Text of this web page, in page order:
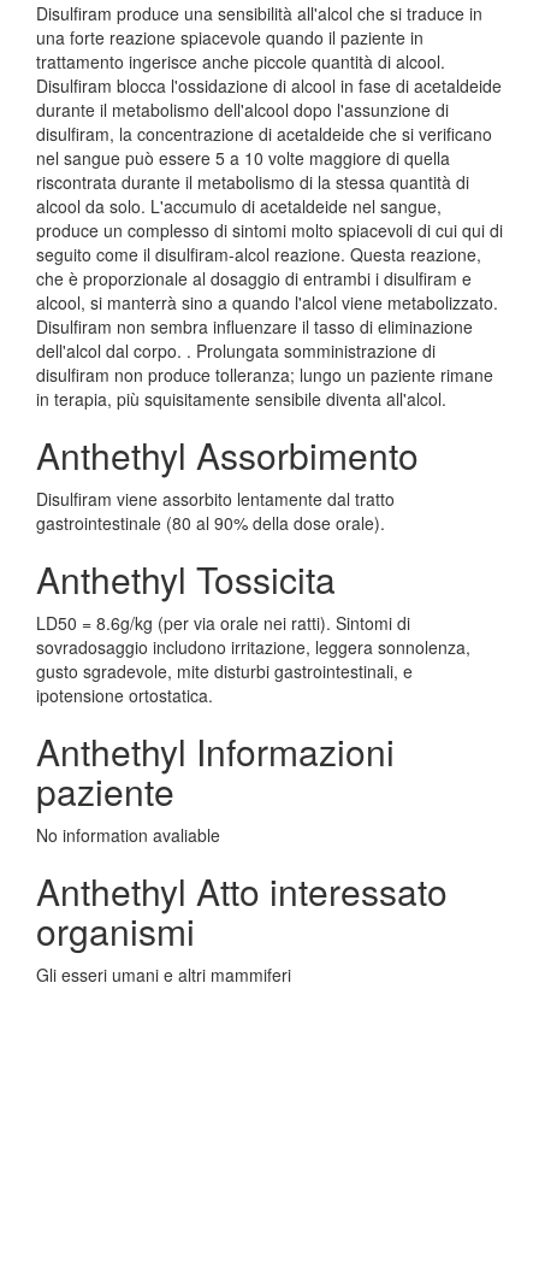
Disulfiram produce una sensibilità all'alcol che si traduce in
una forte reazione spiacevole quando il paziente in
trattamento ingerisce anche piccole quantità di alcool.
Disulfiram blocca l'ossidazione di alcool in fase di acetaldeide
durante il metabolismo dell'alcool dopo l'assunzione di
disulfiram, la concentrazione di acetaldeide che si verificano
nel sangue può essere 5 a 10 volte maggiore di quella
riscontrata durante il metabolismo di la stessa quantità di
alcool da solo. L'accumulo di acetaldeide nel sangue,
produce un complesso di sintomi molto spiacevoli di cui qui di
seguito come il disulfiram-alcol reazione. Questa reazione,
che è proporzionale al dosaggio di entrambi i disulfiram e
alcool, si manterrà sino a quando l'alcol viene metabolizzato.
Disulfiram non sembra influenzare il tasso di eliminazione
dell'alcol dal corpo. . Prolungata somministrazione di
disulfiram non produce tolleranza; lungo un paziente rimane
in terapia, più squisitamente sensibile diventa all'alcol.
Anthethyl Assorbimento
Disulfiram viene assorbito lentamente dal tratto
gastrointestinale (80 al 90% della dose orale).
Anthethyl Tossicita
LD50 = 8.6g/kg (per via orale nei ratti). Sintomi di
sovradosaggio includono irritazione, leggera sonnolenza,
gusto sgradevole, mite disturbi gastrointestinali, e
ipotensione ortostatica.
Anthethyl Informazioni
paziente
No information avaliable
Anthethyl Atto interessato
organismi
Gli esseri umani e altri mammiferi